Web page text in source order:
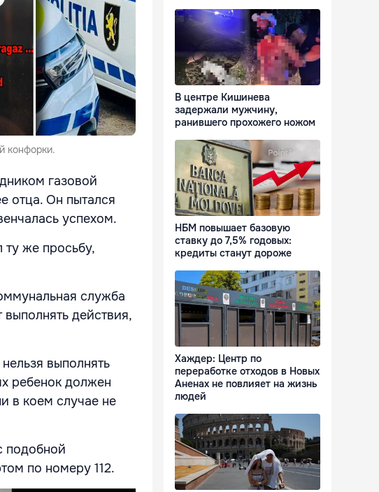
конфорки.
газовой
отца. Он пытался
успехом.
же просьбу,
служба
действия,
выполнять
ребенок должен
в коем случае не
подобной
по номеру 112.
В центре Кишинева
задержали мужчину,
ранившего прохожего ножом
НБМ повышает базовую
ставку до 7,5% годовых:
кредиты станут дороже
Хаждер: Центр по
переработке отходов в Новых
Аненах не повлияет на жизнь
людей